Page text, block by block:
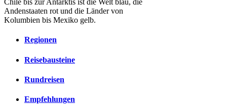
Chile bis zur Antarktis ist die Welt blau, die
Andenstaaten rot und die Länder von
Kolumbien bis Mexiko gelb.
Regionen
Reisebausteine
Rundreisen
Empfehlungen